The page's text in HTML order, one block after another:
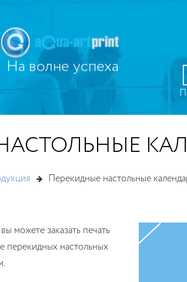
На волне успеха
Перекидные настольные
перекидных настольных